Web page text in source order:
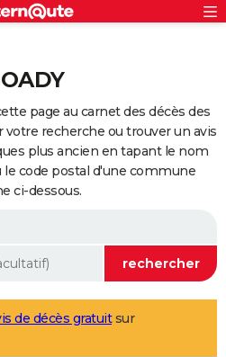
page au carnet des décès des
votre recherche ou trouver un avis
plus ancien en tapant le nom
code postal d'une commune
ci-dessous.
de décès gratuitsur